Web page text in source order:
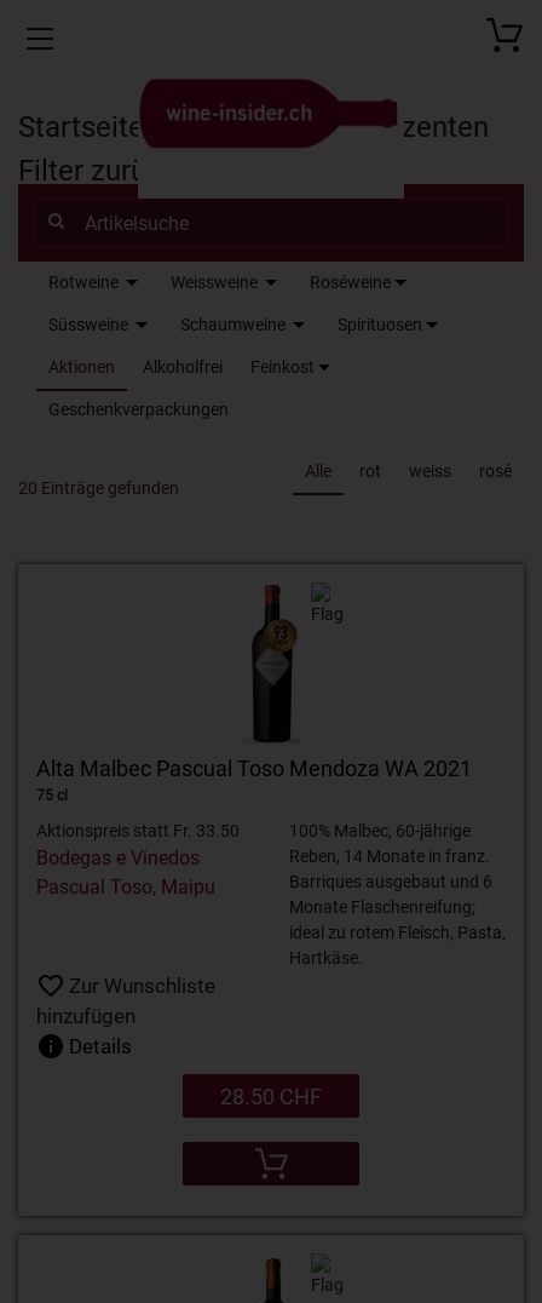
Toggle navigation
Startseite Produkte
Produzenten
Filter zurücksetzen
Rotweine Weissweine Roséweine
Süssweine Schaumweine Spirituosen
Aktionen Alkoholfrei Feinkost
Geschenkverpackungen
Alle rot weiss
rosé
20 Einträge gefunden
Alta Malbec Pascual Toso Mendoza WA 2021
75 cl
Aktionspreis statt Fr. 33.50
Bodegas e Vinedos
Pascual Toso, Maipu
100% Malbec, 60-jährige
Reben, 14 Monate in franz.
Barriques ausgebaut und 6
Monate Flaschenreifung;
ideal zu rotem Fleisch, Pasta,
Hartkäse.
Zur Wunschliste
hinzufügen
Details
28.50 CHF